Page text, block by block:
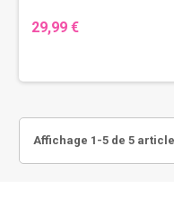
29,99 €
Affichage 1-5 de 5